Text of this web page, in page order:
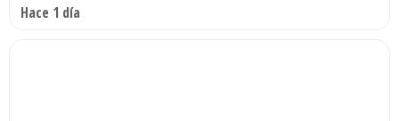
Hace 1 día